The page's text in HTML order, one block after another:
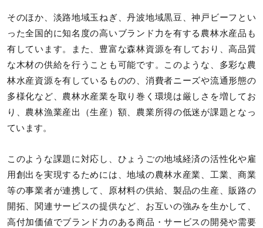
そのほか、淡路地域玉ねぎ、丹波地域黒豆、神戸ビーフとい
った全国的に知名度の高いブランド力を有する農林水産品も
有しています。また、豊富な森林資源を有しており、高品質
な木材の供給を行うことも可能です。このような、多彩な農
林水産資源を有しているものの、消費者ニーズや流通形態の
多様化など、農林水産業を取り巻く環境は厳しさを増してお
り、農林漁業産出（生産）額、農業所得の低迷が課題となっ
ています。
このような課題に対応し、ひょうごの地域経済の活性化や雇
用創出を実現するためには、地域の農林水産業、工業、商業
等の事業者が連携して、原材料の供給、製品の生産、販路の
開拓、関連サービスの提供など、お互いの強みを生かして、
高付加価値でブランド力のある商品・サービスの開発や需要